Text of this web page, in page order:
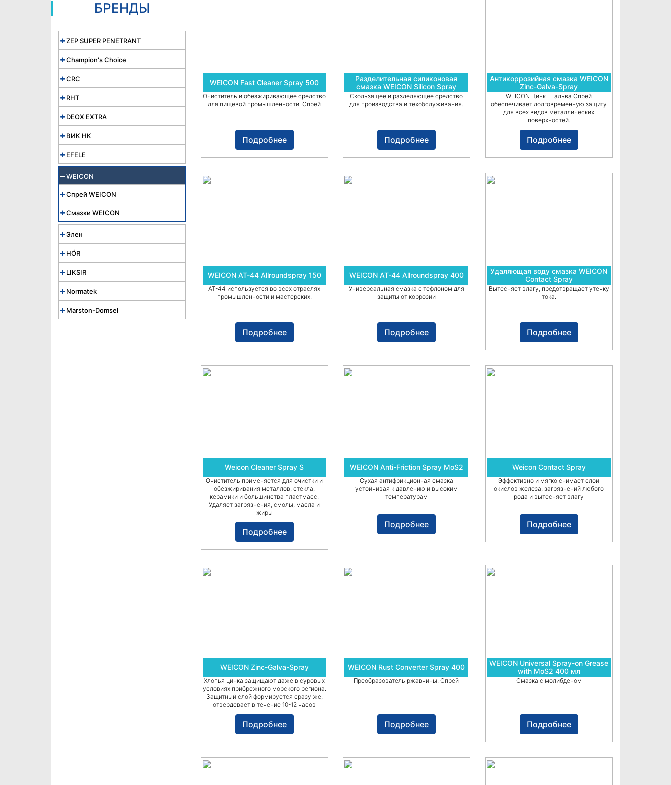
БРЕНДЫ
ZEP SUPER PENETRANT
Champion's Choice
CRC
RHT
DEOX EXTRA
ВИК НК
EFELE
WEICON
Спрей WEICON
Смазки WEICON
Элен
HÖR
LIKSIR
Normatek
Marston-Domsel
WEICON Fast Cleaner Spray 500
Очиститель и обезжиривающее средство
для пищевой промышленности. Спрей
Подробнее
Разделительная силиконовая
смазка WEICON Silicon Spray
Скользящее и разделяющее средство
для производства и техобслуживания.
Подробнее
Антикоррозийная смазка WEICON
Zinc-Galva-Spray
WEICON Цинк - Гальва Спрей
обеспечивает долговременную защиту
для всех видов металлических
поверхностей.
Подробнее
WEICON AT-44 Allroundspray 150
AT-44 используется во всех отраслях
промышленности и мастерских.
Подробнее
WEICON AT-44 Allroundspray 400
Универсальная смазка с тефлоном для
защиты от коррозии
Подробнее
Удаляющая воду смазка WEICON
Contact Spray
Вытесняет влагу, предотвращает утечку
тока.
Подробнее
Weicon Cleaner Spray S
Очиститель применяется для очистки и
обезжиривания металлов, стекла,
керамики и большинства пластмасс.
Удаляет загрязнения, смолы, масла и
жиры
Подробнее
WEICON Anti-Friction Spray MoS2
Сухая антифрикционная смазка
устойчивая к давлению и высоким
температурам
Подробнее
Weicon Contact Spray
Эффективно и мягко снимает слои
окислов железа, загрязнений любого
рода и вытесняет влагу
Подробнее
WEICON Zinc-Galva-Spray
Хлопья цинка защищают даже в суровых
условиях прибрежного морского региона.
Защитный слой формируется сразу же,
отвердевает в течение 10-12 часов
Подробнее
WEICON Rust Converter Spray 400
Преобразователь ржавчины. Спрей
Подробнее
WEICON Universal Spray-on Grease
with MoS2 400 мл
Смазка с молибденом
Подробнее